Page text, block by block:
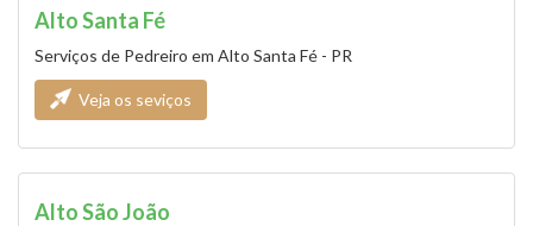
Alto Santa Fé
Serviços de Pedreiro em Alto Santa Fé - PR
Veja os seviços
Alto São João